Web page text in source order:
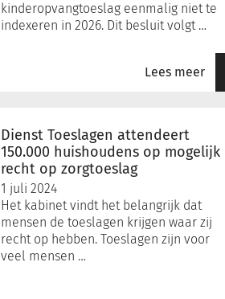
kinderopvangtoeslag eenmalig niet te
indexeren in 2026. Dit besluit volgt …
Lees meer
Dienst Toeslagen attendeert
150.000 huishoudens op mogelijk
recht op zorgtoeslag
1 juli 2024
Het kabinet vindt het belangrijk dat
mensen de toeslagen krijgen waar zij
recht op hebben. Toeslagen zijn voor
veel mensen …